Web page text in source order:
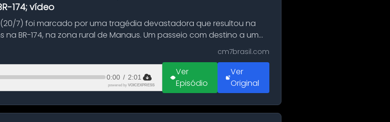
174; vídeo
7) foi marcado por uma tragédia devastadora que resultou na
BR-174, na zona rural de Manaus. Um passeio com destino a um
cm7brasil.com
0:00 / 2:01
powered by VOICEXPRESS
Ver
Episódio
Ver
Original